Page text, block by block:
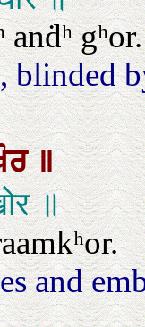
anḋʰ gʰor.
blinded
॥
॥
and